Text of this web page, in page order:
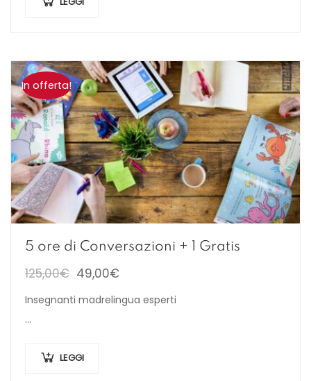
In offerta!
5 ore di Conversazioni + 1 Gratis
125,00€ 49,00€
Insegnanti madrelingua esperti
…
LEGGI